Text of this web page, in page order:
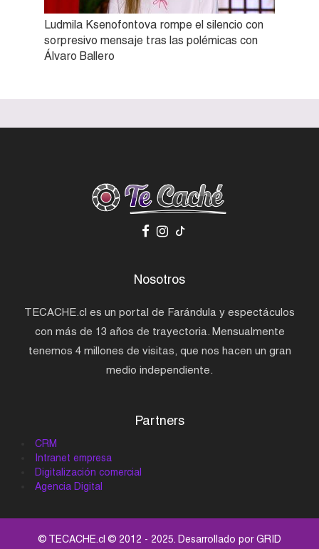
Ludmila Ksenofontova rompe el silencio con
sorpresivo mensaje tras las polémicas con
Álvaro Ballero
Nosotros
TECACHE.cl es un portal de Farándula y espectáculos
con más de 13 años de trayectoria. Mensualmente
tenemos 4 millones de visitas, que nos hacen un gran
medio independiente.
Partners
CRM
Intranet empresa
Digitalización comercial
Agencia Digital
© TECACHE.cl © 2012 - 2025. Desarrollado porGRID